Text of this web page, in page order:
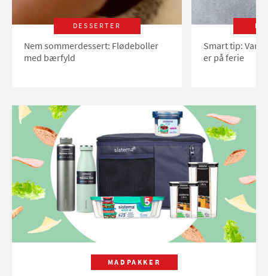
DESSERTER
Nem sommerdessert: Flødeboller
med bærfyld
Smart tip:
er på ferie
MADPAKKER